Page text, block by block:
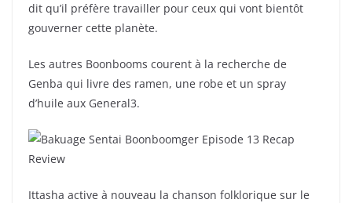
dit qu’il préfère travailler pour ceux qui vont bientôt
gouverner cette planète.
Les autres Boonbooms courent à la recherche de
Genba qui livre des ramen, une robe et un spray
d’huile aux General3.
Ittasha active à nouveau la chanson folklorique sur le